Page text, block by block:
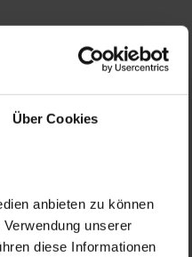
Über Cookies
anbieten zu können
unserer
diese Informationen